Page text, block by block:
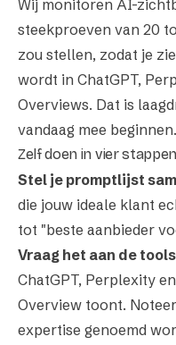
Wij monitoren AI-
steekproeven van 20
zou stellen, zodat je
wordt in ChatGPT,
Overviews. Dat is
vandaag mee beginnen.
Zelf doen in vier stappen
Stel je promptlijst
die jouw ideale klant
tot "beste aanbieder
Vraag het aan de
ChatGPT, Perplexity
Overview toont.
expertise genoemd